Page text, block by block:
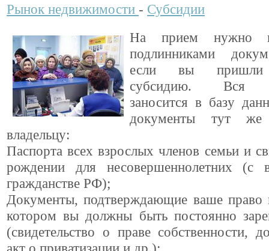
Рынок недвижимости - Субсидии
На прием нужно
подлинниками
если вы пришли
субсидию. Вся
заносится в базу
документы тут же
владельцу:
Паспорта всех взрослых членов семьи и
рождении для несовершеннолетних (с
гражданстве РФ);
Документы, подтверждающие ваше
котором вы должны быть постоянно
(свидетельство о праве собственности,